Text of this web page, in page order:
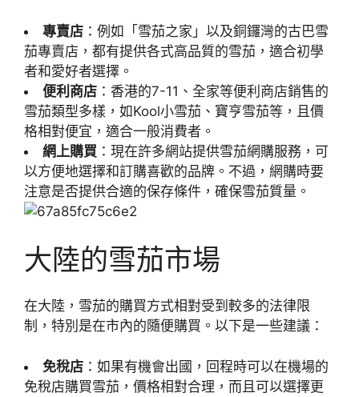
專賣店 ：例如「雪茄之家」以及銅鑼灣的古巴雪
茄專賣店，都有提供各式高品質的雪茄，適合初學
者和愛好者選擇。
便利商店 ：香港的7-11、全家等便利商店銷售的
雪茄類型多樣，如Kool小雪茄、寶亨雪茄等，且價
格相對便宜，適合一般消費者。
網上購買 ：現在許多網站提供雪茄網購服務，可
以方便地選擇和訂購喜歡的品牌。不過，網購時要
注意是否提供合適的保存條件，確保雪茄質量。
大陸的雪茄市場
在大陸，雪茄的購買方式相對受到較多的法律限
制，特別是在市內的隨便購買。以下是一些建議：
免稅店 ：如果有機會出國，回程時可以在機場的
免稅店購買雪茄，價格相對合理，而且可以選擇更